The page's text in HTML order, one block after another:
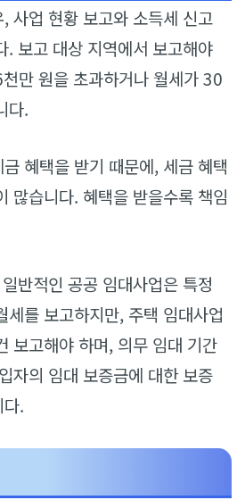
사업 현황 보고와 소득세 신고
. 보고 대상 지역에서 보고해야
만 원을 초과하거나 월세가 30
다.
혜택을 받기 때문에, 세금 혜택
많습니다. 혜택을 받을수록 책임
반적인 공공 임대사업은 특정
세를 보고하지만, 주택 임대사업
보고해야 하며, 의무 임대 기간
자의 임대 보증금에 대한 보증
.